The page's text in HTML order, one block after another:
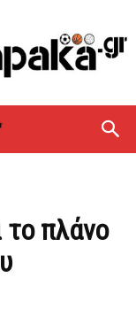
πλάνο